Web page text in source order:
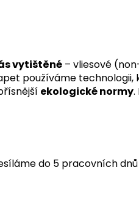
vytištěné – vliesové
používáme
ekologické normy.
do 5 pracovních